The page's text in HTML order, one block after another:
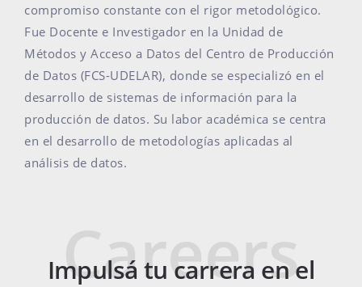
compromiso constante con el rigor metodológico.
Fue Docente e Investigador en la Unidad de
Métodos y Acceso a Datos del Centro de Producción
de Datos (FCS-UDELAR), donde se especializó en el
desarrollo de sistemas de información para la
producción de datos. Su labor académica se centra
en el desarrollo de metodologías aplicadas al
análisis de datos.
Impulsá tu carrera en el